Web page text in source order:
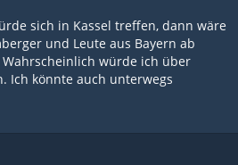
sich in Kassel treffen, dann wäre
und Leute aus Bayern ab
würde ich über
Ich könnte auch unterwegs